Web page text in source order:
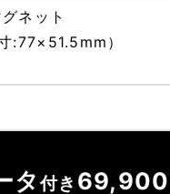
ネット
寸:77×51.5mm）
タ付き 69,900